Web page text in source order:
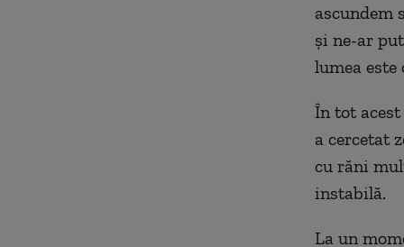
ascundem
și ne-ar
lumea
În tot
a cercetat
cu răni
instabilă.
La un